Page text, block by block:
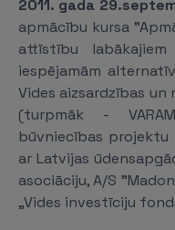
2011. gada
apmācību kursa
attīstību
iespējamām
Vides aizsardzības
(turpmāk -
būvniecības projektu
ar Latvijas
asociāciju, A/S
„Vides investīciju